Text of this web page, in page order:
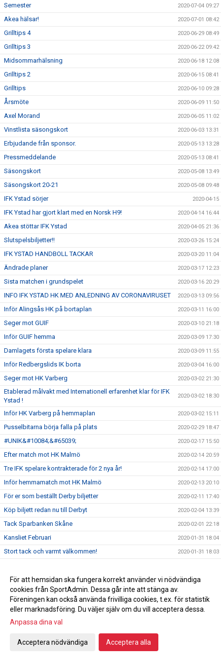
Semester 2020-07-04 09:27
Akea hälsar! 2020-07-01 08:42
Grilltips 4 2020-06-29 08:49
Grilltips 3 2020-06-22 09:42
Midsommarhälsning 2020-06-18 12:08
Grilltips 2 2020-06-15 08:41
Grilltips 2020-06-10 09:28
Årsmöte 2020-06-09 11:50
Axel Morand 2020-06-05 11:02
Vinstlista säsongskort 2020-06-03 13:31
Erbjudande från sponsor. 2020-05-13 13:28
Pressmeddelande 2020-05-13 08:41
Säsongskort 2020-05-08 13:49
Säsongskort 20-21 2020-05-08 09:48
IFK Ystad sörjer 2020-04-15
IFK Ystad har gjort klart med en Norsk H9! 2020-04-14 16:44
Akea stöttar IFK Ystad 2020-04-05 21:36
Slutspelsbiljetter!! 2020-03-26 15:24
IFK YSTAD HANDBOLL TACKAR 2020-03-20 11:04
Ändrade planer 2020-03-17 12:23
Sista matchen i grundspelet 2020-03-16 20:29
INFO IFK YSTAD HK MED ANLEDNING AV CORONAVIRUSET 2020-03-13 09:56
Inför Alingsås HK på bortaplan 2020-03-11 16:00
Seger mot GUIF 2020-03-10 21:18
Inför GUIF hemma 2020-03-09 17:30
Damlagets första spelare klara 2020-03-09 11:55
Inför Redbergslids IK borta 2020-03-04 16:00
Seger mot HK Varberg 2020-03-02 21:30
Etablerad målvakt med Internationell erfarenhet klar för IFK
Ystad !
2020-03-02 18:30
Inför HK Varberg på hemmaplan 2020-03-02 15:11
Pusselbitarna börja falla på plats 2020-02-29 18:47
#UNIK&#10084;&#65039; 2020-02-17 15:50
Efter match mot HK Malmö 2020-02-14 20:59
Tre IFK spelare kontrakterade för 2 nya år! 2020-02-14 17:00
Inför hemmamatch mot HK Malmö 2020-02-13 20:10
För er som beställt Derby biljetter 2020-02-11 17:40
Köp biljett redan nu till Derbyt 2020-02-04 13:39
Tack Sparbanken Skåne 2020-02-01 22:18
Kansliet Februari 2020-01-31 18:04
Stort tack och varmt välkommen! 2020-01-31 18:03
Handbollsligan fortsätter 2020-01-20 12:18
Damhandboll! 2020-01-09 15:19
Nyförvärv Axel Morand 2019-12-30 22:04
Seger hemma mot Önnered
God jul & Gott nytt år
För att hemsidan ska fungera korrekt använder vi nödvändiga
cookies från SportAdmin. Dessa går inte att stänga av.
Föreningen kan också använda frivilliga cookies, t.ex. för statistik
eller marknadsföring. Du väljer själv om du vill acceptera dessa.
Anpassa dina val
Acceptera nödvändiga Acceptera alla